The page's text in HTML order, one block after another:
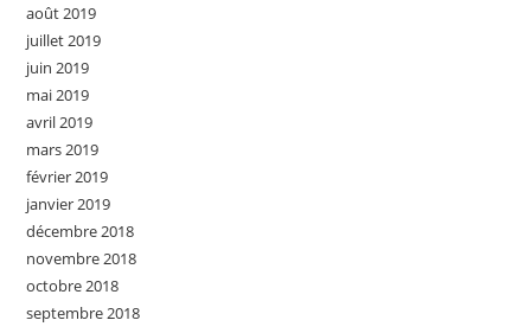
août 2019
juillet 2019
juin 2019
mai 2019
avril 2019
mars 2019
février 2019
janvier 2019
décembre 2018
novembre 2018
octobre 2018
septembre 2018